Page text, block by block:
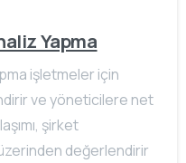
Yapma
işletmeler için
ve yöneticilere net
şirket
değerlendirir